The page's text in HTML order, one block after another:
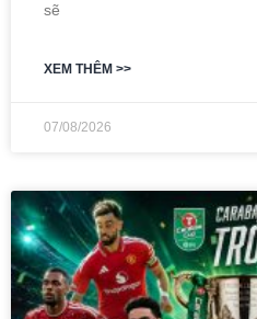
sẽ
XEM THÊM >>
07/08/2026